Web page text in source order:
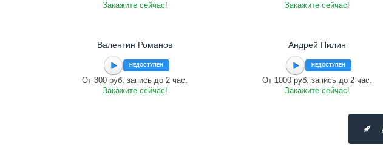
Закажите сейчас!
Закажите сейчас!
Валентин Романов
НЕДОСТУПЕН
От 300 руб. запись до 2 час.
Закажите сейчас!
Андрей Пилин
НЕДОСТУПЕН
От 1000 руб. запись до 2 час.
Закажите сейчас!